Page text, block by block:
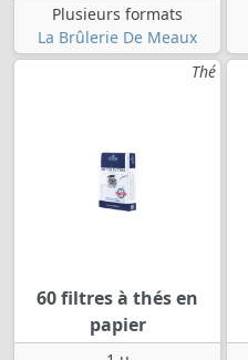
Plusieurs formats
La Brûlerie De Meaux
Thé
60 filtres à thés en
papier